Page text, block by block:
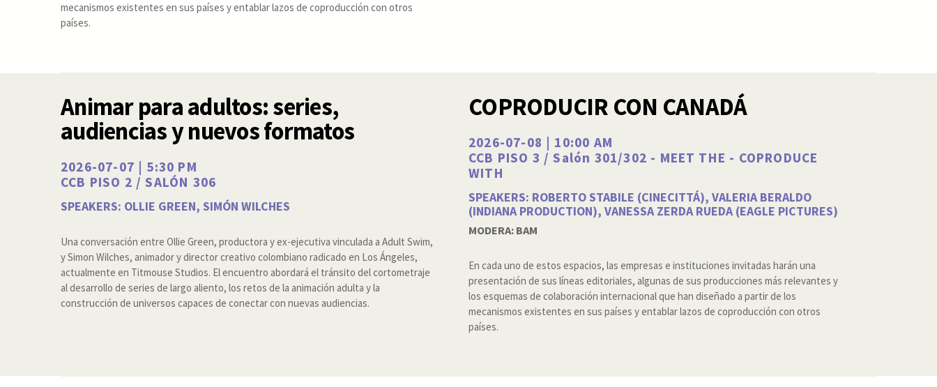
mecanismos existentes en sus países y entablar lazos de coproducción con otros
países.
Animar para adultos: series,
audiencias y nuevos formatos
2026-07-07 | 5:30 PM
CCB PISO 2 / SALÓN 306
SPEAKERS: OLLIE GREEN, SIMÓN WILCHES
Una conversación entre Ollie Green, productora y ex-ejecutiva vinculada a Adult Swim,
y Simon Wilches, animador y director creativo colombiano radicado en Los Ángeles,
actualmente en Titmouse Studios. El encuentro abordará el tránsito del cortometraje
al desarrollo de series de largo aliento, los retos de la animación adulta y la
construcción de universos capaces de conectar con nuevas audiencias.
COPRODUCIR CON CANADÁ
2026-07-08 | 10:00 AM
CCB PISO 3 / Salón 301/302 - MEET THE - COPRODUCE
WITH
SPEAKERS: ROBERTO STABILE (CINECITTÁ), VALERIA BERALDO
(INDIANA PRODUCTION), VANESSA ZERDA RUEDA (EAGLE PICTURES)
MODERA: BAM
En cada uno de estos espacios, las empresas e instituciones invitadas harán una
presentación de sus líneas editoriales, algunas de sus producciones más relevantes y
los esquemas de colaboración internacional que han diseñado a partir de los
mecanismos existentes en sus países y entablar lazos de coproducción con otros
países.